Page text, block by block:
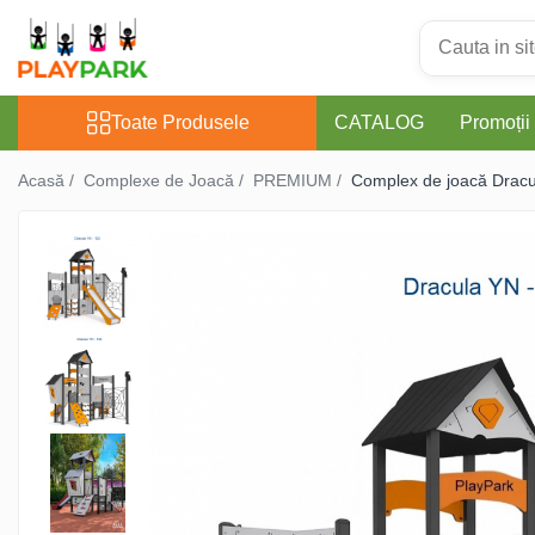
Toate Produsele
Complexe de Joacă
MultiPlay
ROBINIA
WOOD (pentru casă și
grădină)
Complexe de joacă Interior
Toate Produsele CATALOG Promoții
Acasă / Complexe de Joacă / PREMIUM / Complex de joacă